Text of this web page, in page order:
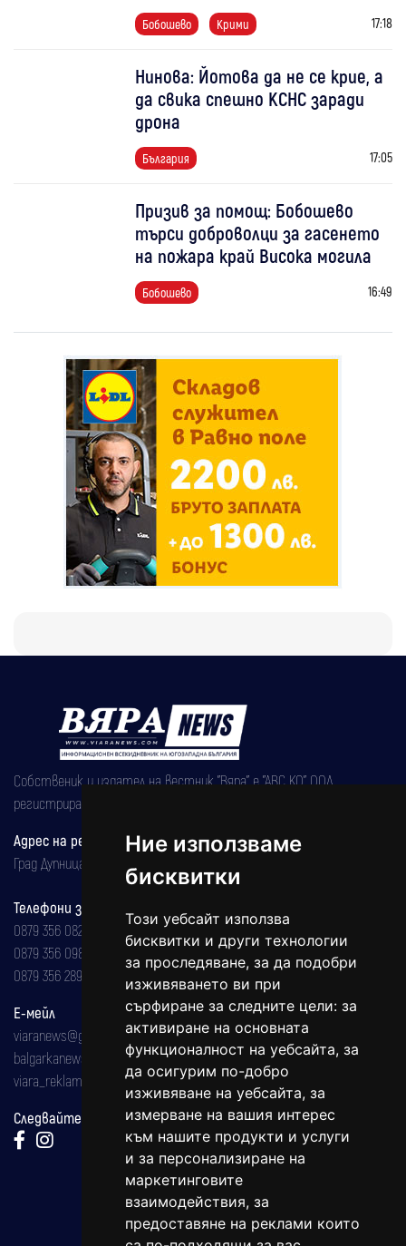
Ние използваме
бисквитки
Този уебсайт използва
бисквитки и други технологии
за проследяване, за да подобри
изживяването ви при
сърфиране за следните цели: за
активиране на основната
функционалност на уебсайта, за
да осигурим по-добро
изживяване на уебсайта, за
измерване на вашия интерес
към нашите продукти и услуги
и за персонализиране на
маркетинговите
взаимодействия, за
предоставяне на реклами които
Бобошево Крими 17:18
Нинова: Йотова да не се крие, а
да свика спешно КСНС заради
дрона
България 17:05
Призив за помощ: Бобошево
търси доброволци за гасенето
на пожара край Висока могила
Бобошево 16:49
Собственик и издател на вестник "Вяра" е "АВС КО" ООД,
регистрирана на 08.05.2002 година.
Адрес на редакцията
Град Дупница, ул.''Христо Ботев" 43
Телефони за реклама и абонаменти
0879 356 082
0879 356 098
0879 356 289
Е-мейл
viaranews@gmail.com
balgarkanews@gmail.com
viara_reklama@mail.bg
Следвайте ни: